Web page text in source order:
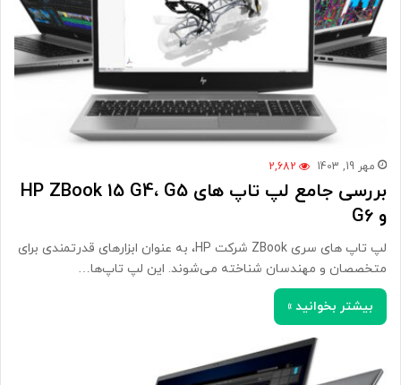
مهر 19, 1403 2,682
بررسی جامع لپ تاپ های HP ZBook 15 G4، G5
و G6
لپ تاپ های سری ZBook شرکت HP، به عنوان ابزارهای قدرتمندی برای
متخصصان و مهندسان شناخته می‌شوند. این لپ تاپ‌ها…
بیشتر بخوانید »